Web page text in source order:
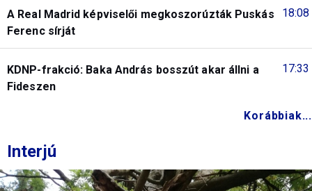
18:08
A Real Madrid képviselői megkoszorúzták Puskás
Ferenc sírját
17:33
KDNP-frakció: Baka András bosszút akar állni a
Fideszen
Korábbiak...
Interjú